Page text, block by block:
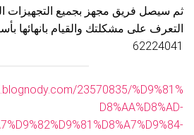
ثم سيصل فريق مجهز بجميع التجهيزات
التعرف على مشكلتك والقيام بانهائها
62224041
23570835/%D9%81%
D8%AA%D8%AD-